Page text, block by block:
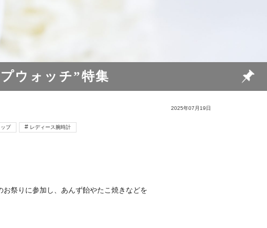
ウォッチ”特集
2025年07月19日
プ レディース腕時計
祭りに参加し、あんず飴やたこ焼きなどを